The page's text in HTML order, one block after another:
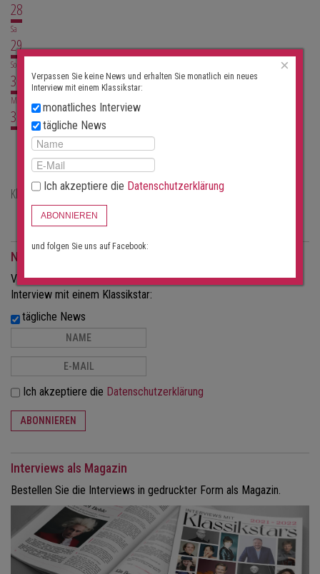
28
Sa
29
So
30
Mo
31
Aktuell keine Konzerte
Klassische Konzertorte in Müstair
Klosterkirche Müstair
Newsletter
Verpassen Sie keine News und erhalten Sie monatlich ein neues
Interview mit einem Klassikstar:
tägliche News
Ich akzeptiere die Datenschutzerklärung
ABONNIEREN
Interviews als Magazin
Bestellen Sie die Interviews in gedruckter Form als Magazin.
×
Verpassen Sie keine News und erhalten Sie monatlich ein neues
Interview mit einem Klassikstar:
monatliches Interview
tägliche News
Ich akzeptiere die Datenschutzerklärung
ABONNIEREN
und folgen Sie uns auf Facebook: